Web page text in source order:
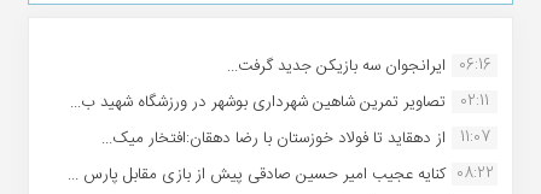
06:16 ایرانجوان سه بازیکن جدید گرفت...
02:11
تصاویر تمرین شاهین شهردارى بوشهر در ورزشگاه شهید ب...
11:07
از دهقاید تا فولاد خوزستان با رضا دهقان:افتخار میک...
08:22 کنایه عجیب امیر حسین صادقی پیش از بازی مقابل پارس ...